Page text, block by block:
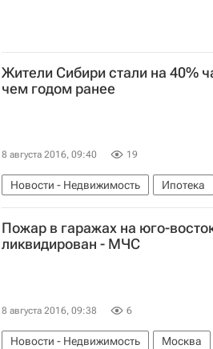
Жители Сибири стали на 40%
чем годом ранее
8 августа 2016, 09:40 19
Новости - Недвижимость Ипотека
Пожар в гаражах на юго-
ликвидирован - МЧС
8 августа 2016, 09:38 6
Новости - Недвижимость Москва